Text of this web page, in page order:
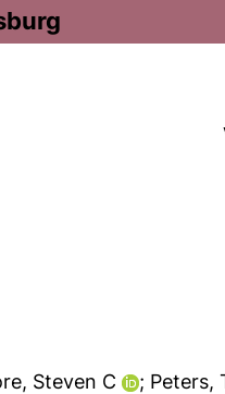
Steven C ; Peters,